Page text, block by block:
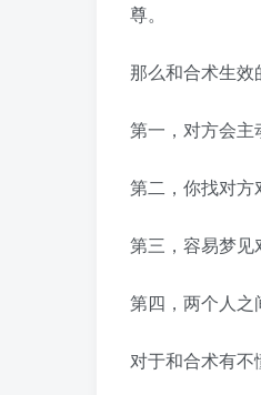
尊。
那么和合术生效
第一，对方会主
第二，你找对
第三，容易梦见
第四，两个人之
对于和合术有